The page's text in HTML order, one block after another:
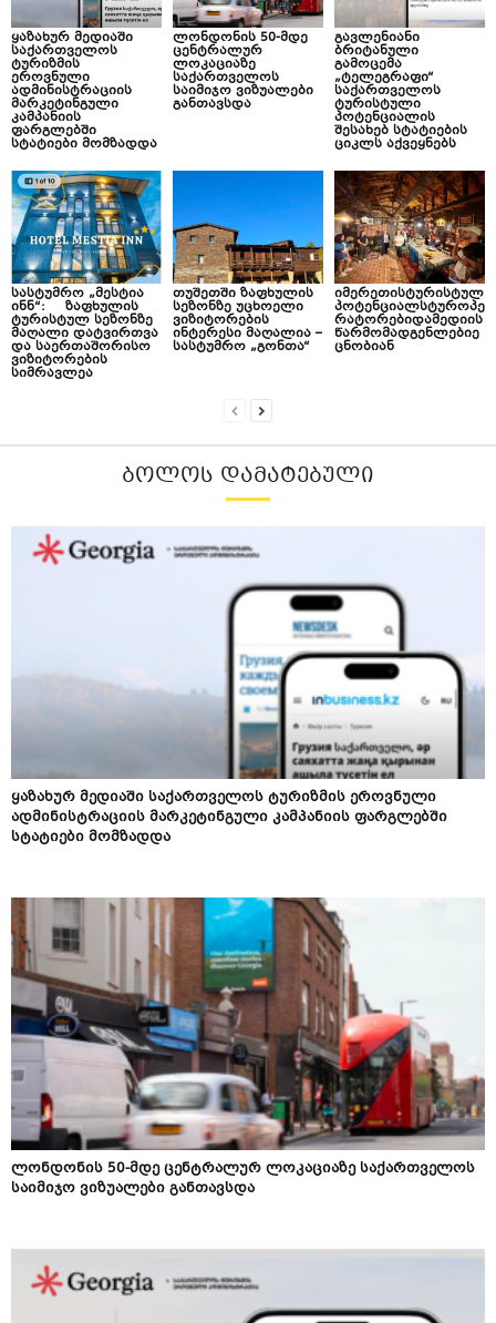
ყაზახურ მედიაში
საქართველოს
ტურიზმის
ეროვნული
ადმინისტრაციის
მარკეტინგული
კამპანიის
ფარგლებში
სტატიები მომზადდა
ლონდონის 50-მდე
ცენტრალურ
ლოკაციაზე
საქართველოს
საიმიჯო ვიზუალები
განთავსდა
გავლენიანი
ბრიტანული
გამოცემა
„ტელეგრაფი“
საქართველოს
ტურისტული
პოტენციალის
შესახებ სტატიების
ციკლს აქვეყნებს
სასტუმრო „მესტია
ინნ“: ზაფხულის
ტურისტულ სეზონზე
მაღალი დატვირთვა
და საერთაშორისო
ვიზიტორების
სიმრავლეა
თუშეთში ზაფხულის
სეზონზე უცხოელი
ვიზიტორების
ინტერესი მაღალია –
სასტუმრო „გონთა“
იმერეთისტურისტულ
პოტენციალსტუროპე
რატორებიდამედიის
წარმომადგენლებიე
ცნობიან
ᲑᲝᲚᲝᲡ ᲓᲐᲛᲐᲢᲔᲑᲣᲚᲘ
ყაზახურ მედიაში საქართველოს ტურიზმის ეროვნული
ადმინისტრაციის მარკეტინგული კამპანიის ფარგლებში
სტატიები მომზადდა
ლონდონის 50-მდე ცენტრალურ ლოკაციაზე საქართველოს
საიმიჯო ვიზუალები განთავსდა